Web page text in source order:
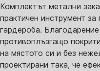
Комплектът метални
практичен инструмент
гардероба.
противоплъзгащо
на мястото си и без
проектирани така, че